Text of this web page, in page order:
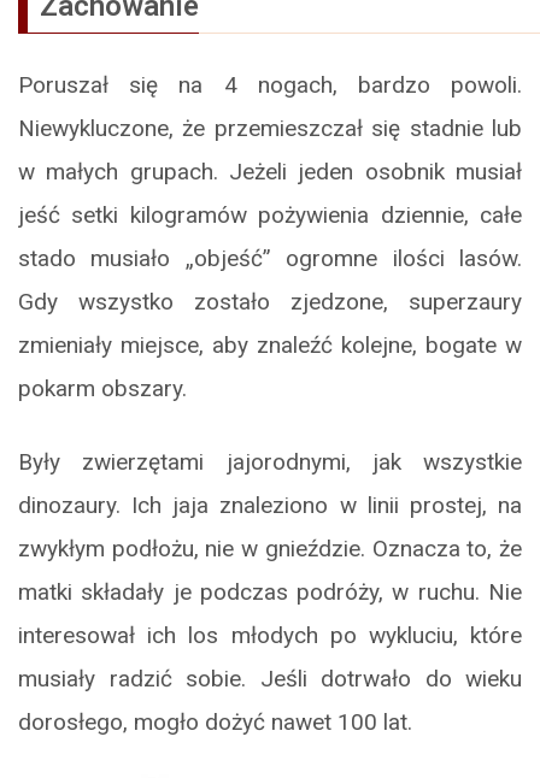
Poruszał się na 4 nogach, bardzo powoli.
Niewykluczone, że przemieszczał się stadnie lub
w małych grupach. Jeżeli jeden osobnik musiał
jeść setki kilogramów pożywienia dziennie, całe
stado musiało „objeść” ogromne ilości lasów.
Gdy wszystko zostało zjedzone, superzaury
zmieniały miejsce, aby znaleźć kolejne, bogate w
pokarm obszary.
Były zwierzętami jajorodnymi, jak wszystkie
dinozaury. Ich jaja znaleziono w linii prostej, na
zwykłym podłożu, nie w gnieździe. Oznacza to, że
matki składały je podczas podróży, w ruchu. Nie
interesował ich los młodych po wykluciu, które
musiały radzić sobie. Jeśli dotrwało do wieku
dorosłego, mogło dożyć nawet 100 lat.